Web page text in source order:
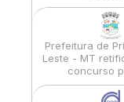
Prefeitura de
Leste - MT
concurso